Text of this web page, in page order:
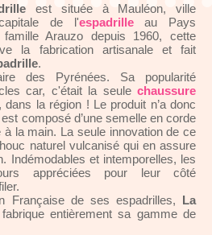
est située à Mauléon, ville
de l'espadrilleau Pays
Arauzo depuis 1960, cette
la fabrication artisanale et fait
.
des Pyrénées. Sa popularité
car, c'était la seule chaussure
la région ! Le produit n’a donc
composé d’une semelle en corde
la main. La seule innovation de ce
naturel vulcanisé qui en assure
Indémodables et intemporelles, les
appréciées pour leur côté
Française de ses espadrilles, La
entièrement sa gamme de